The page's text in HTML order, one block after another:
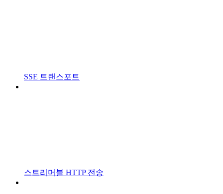
SSE 트랜스포트
스트리머블 HTTP 전송